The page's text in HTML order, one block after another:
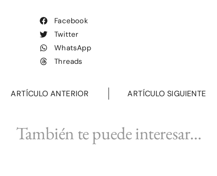
Facebook
Twitter
WhatsApp
Threads
ARTÍCULO ANTERIOR ARTÍCULO SIGUIENTE
También te puede interesar...